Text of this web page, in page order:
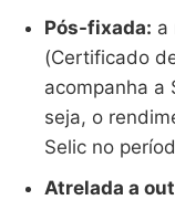
Pós-fixada: a
(Certificado
acompanha a
seja, o
Selic no
Atrelada a